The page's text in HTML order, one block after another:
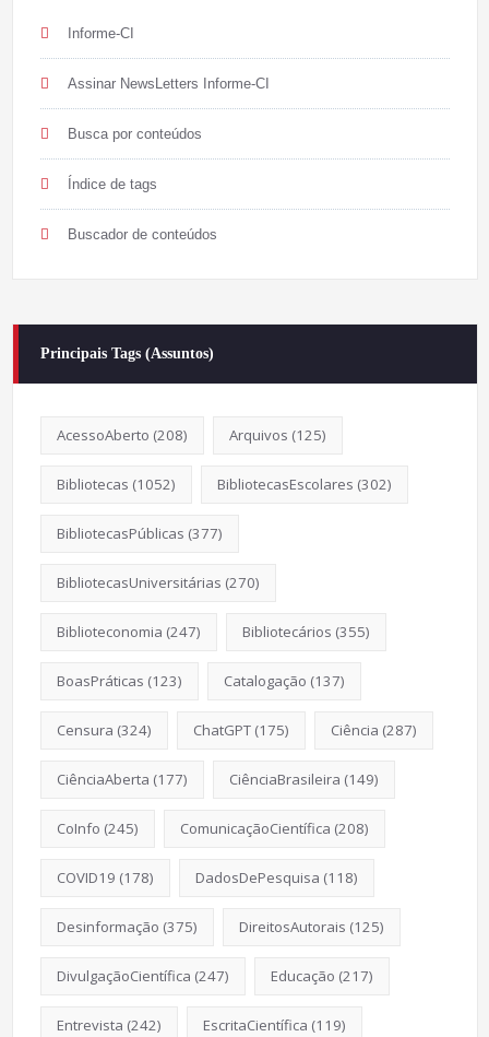
Informe-CI
Assinar NewsLetters Informe-CI
Busca por conteúdos
Índice de tags
Buscador de conteúdos
Principais Tags (Assuntos)
AcessoAberto (208) Arquivos (125)
Bibliotecas (1052) BibliotecasEscolares (302)
BibliotecasPúblicas (377)
BibliotecasUniversitárias (270)
Biblioteconomia (247) Bibliotecários (355)
BoasPráticas (123) Catalogação (137)
Censura (324) ChatGPT(175) Ciência (287)
CiênciaAberta (177) CiênciaBrasileira (149)
CoInfo (245) ComunicaçãoCientífica (208)
COVID19 (178) DadosDePesquisa (118)
Desinformação (375) DireitosAutorais (125)
DivulgaçãoCientífica (247) Educação (217)
Entrevista (242) EscritaCientífica (119)